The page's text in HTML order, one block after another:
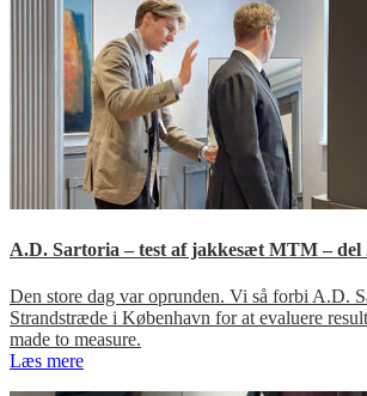
A.D. Sartoria – test af jakkesæt MTM – del
Den store dag var oprunden. Vi så forbi A.D.
Strandstræde i København for at evaluere
made to measure.
Læs mere